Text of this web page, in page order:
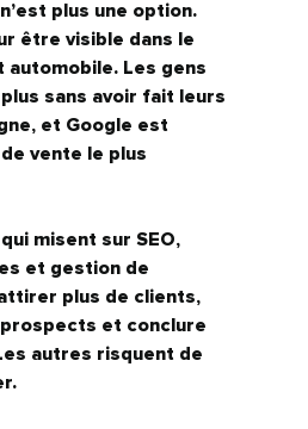
plus une option.
être visible dans le
automobile. Les gens
sans avoir fait leurs
et Google est
vente le plus
misent sur SEO,
et gestion de
plus de clients,
et conclure
autres risquent de